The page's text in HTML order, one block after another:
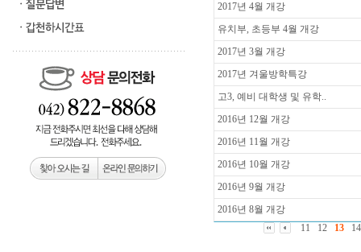
2017년 4월 개강
유치부, 초등부 4월 개강
2017년 3월 개강
2017년 겨울방학특강
고3, 예비 대학생 및 유학..
2016년 12월 개강
2016년 11월 개강
2016년 10월 개강
2016년 9월 개강
2016년 8월 개강
11
12 13 14